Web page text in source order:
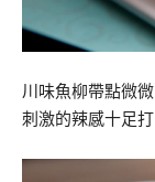
川味魚柳帶點微
刺激的辣感十足